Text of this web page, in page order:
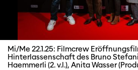
Mi/Me 22.1.25: Filmcrew
Hinterlassenschaft des Bruno
Haemmerli (2. v.l.), Anita Wasser